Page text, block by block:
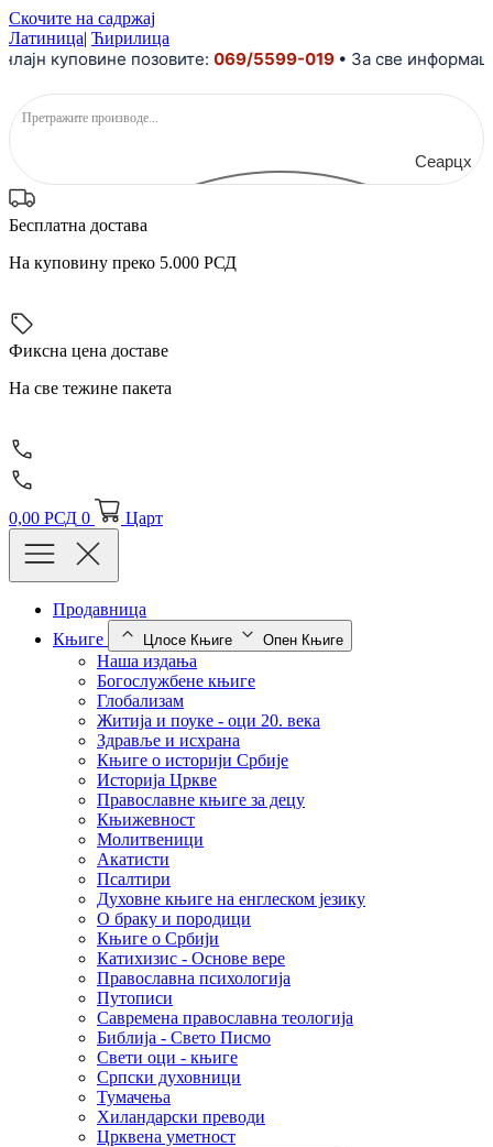
Скочите на садржај
Латиница| Ћирилица
куповине позовите:069/5599-019• За све информације
Сеарцх
Бесплатна достава
На куповину преко 5.000 РСД
Фиксна цена доставе
На све тежине пакета
0,00 РСД 0 Царт
Продавница
Књиге
Цлосе Књиге Опен Књиге
Наша издања
Богослужбене књиге
Глобализам
Житија и поуке - оци 20. века
Здравље и исхрана
Књиге о историји Србије
Историја Цркве
Православне књиге за децу
Књижевност
Молитвеници
Акатисти
Псалтири
Духовне књиге на енглеском језику
О браку и породици
Књиге о Србији
Катихизис - Основе вере
Православна психологија
Путописи
Савремена православна теологија
Библија - Свето Писмо
Свети оци - књиге
Српски духовници
Тумачења
Хиландарски преводи
Црквена уметност